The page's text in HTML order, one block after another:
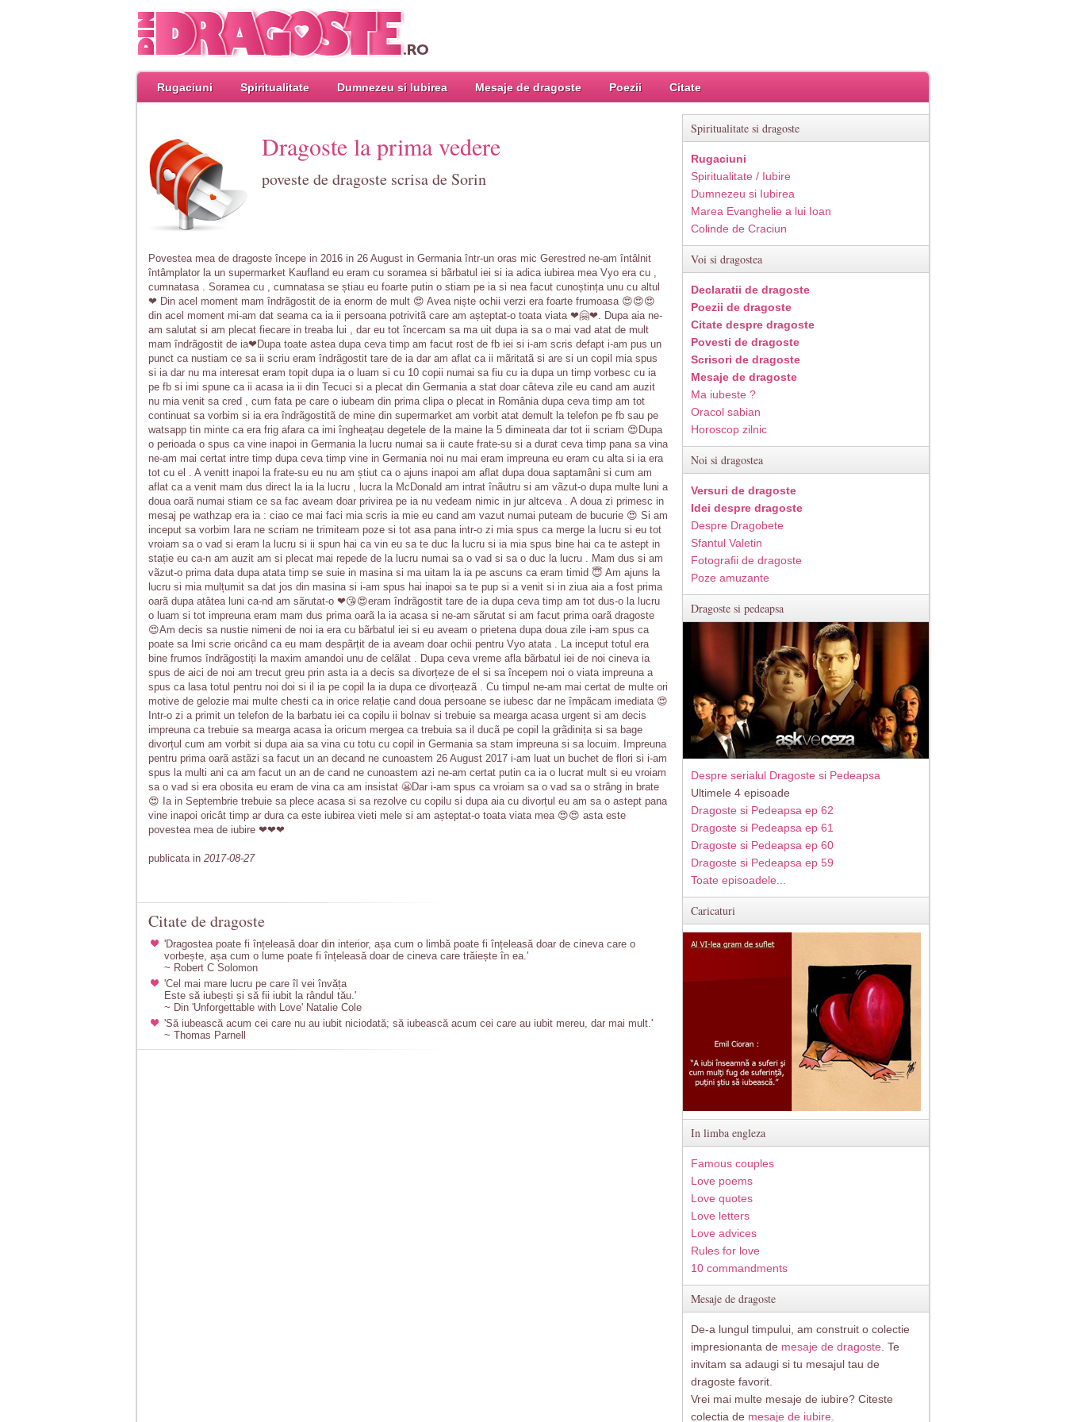
Rugaciuni Spiritualitate Dumnezeu si Iubirea Mesaje de dragoste Poezii Citate
Dragoste la prima vedere
poveste de dragoste scrisa de Sorin
Povestea mea de dragoste începe in 2016 in 26 August in Germania într-un oras mic Gerestred ne-am întâlnit
întâmplator la un supermarket Kaufland eu eram cu soramea si bãrbatul iei si ia adica iubirea mea Vyo era cu ,
cumnatasa . Soramea cu , cumnatasa se știau eu foarte putin o stiam pe ia si nea facut cunoștința unu cu altul
❤ Din acel moment mam îndrãgostit de ia enorm de mult 😍 Avea niște ochii verzi era foarte frumoasa 😍😍😍
din acel moment mi-am dat seama ca ia ii persoana potrivitã care am așteptat-o toata viata ❤🤗❤. Dupa aia ne-
am salutat si am plecat fiecare in treaba lui , dar eu tot încercam sa ma uit dupa ia sa o mai vad atat de mult
mam îndrãgostit de ia❤Dupa toate astea dupa ceva timp am facut rost de fb iei si i-am scris defapt i-am pus un
punct ca nustiam ce sa ii scriu eram îndrãgostit tare de ia dar am aflat ca ii mãritatã si are si un copil mia spus
si ia dar nu ma interesat eram topit dupa ia o luam si cu 10 copii numai sa fiu cu ia dupa un timp vorbesc cu ia
pe fb si imi spune ca ii acasa ia ii din Tecuci si a plecat din Germania a stat doar câteva zile eu cand am auzit
nu mia venit sa cred , cum fata pe care o iubeam din prima clipa o plecat in România dupa ceva timp am tot
continuat sa vorbim si ia era îndrãgostitã de mine din supermarket am vorbit atat demult la telefon pe fb sau pe
watsapp tin minte ca era frig afara ca imi îngheațau degetele de la maine la 5 dimineata dar tot ii scriam 😍Dupa
o perioada o spus ca vine inapoi in Germania la lucru numai sa ii caute frate-su si a durat ceva timp pana sa vina
ne-am mai certat intre timp dupa ceva timp vine in Germania noi nu mai eram impreuna eu eram cu alta si ia era
tot cu el . A venitt inapoi la frate-su eu nu am știut ca o ajuns inapoi am aflat dupa doua saptamâni si cum am
aflat ca a venit mam dus direct la ia la lucru , lucra la McDonald am intrat înãutru si am vãzut-o dupa multe luni a
doua oarã numai stiam ce sa fac aveam doar privirea pe ia nu vedeam nimic in jur altceva . A doua zi primesc in
mesaj pe wathzap era ia : ciao ce mai faci mia scris ia mie eu cand am vazut numai puteam de bucurie 😍 Si am
inceput sa vorbim Iara ne scriam ne trimiteam poze si tot asa pana intr-o zi mia spus ca merge la lucru si eu tot
vroiam sa o vad si eram la lucru si ii spun hai ca vin eu sa te duc la lucru si ia mia spus bine hai ca te astept in
stație eu ca-n am auzit am si plecat mai repede de la lucru numai sa o vad si sa o duc la lucru . Mam dus si am
vãzut-o prima data dupa atata timp se suie in masina si ma uitam la ia pe ascuns ca eram timid 😇 Am ajuns la
lucru si mia mulțumit sa dat jos din masina si i-am spus hai inapoi sa te pup si a venit si in ziua aia a fost prima
oarã dupa atâtea luni ca-nd am sãrutat-o ❤😘😍eram îndrãgostit tare de ia dupa ceva timp am tot dus-o la lucru
o luam si tot impreuna eram mam dus prima oarã la ia acasa si ne-am sãrutat si am facut prima oarã dragoste
😍Am decis sa nustie nimeni de noi ia era cu bãrbatul iei si eu aveam o prietena dupa doua zile i-am spus ca
poate sa Imi scrie oricând ca eu mam despãrțit de ia aveam doar ochii pentru Vyo atata . La inceput totul era
bine frumos îndrãgostiți la maxim amandoi unu de celãlat . Dupa ceva vreme afla bãrbatul iei de noi cineva ia
spus de aici de noi am trecut greu prin asta ia a decis sa divorțeze de el si sa începem noi o viata impreuna a
spus ca lasa totul pentru noi doi si il ia pe copil la ia dupa ce divorțeazã . Cu timpul ne-am mai certat de multe ori
motive de gelozie mai multe chesti ca in orice relație cand doua persoane se iubesc dar ne împãcam imediata 😍
Intr-o zi a primit un telefon de la barbatu iei ca copilu ii bolnav si trebuie sa mearga acasa urgent si am decis
impreuna ca trebuie sa mearga acasa ia oricum mergea ca trebuia sa il ducã pe copil la grãdinița si sa bage
divorțul cum am vorbit si dupa aia sa vina cu totu cu copil in Germania sa stam impreuna si sa locuim. Impreuna
pentru prima oarã astãzi sa facut un an decand ne cunoastem 26 August 2017 i-am luat un buchet de flori si i-am
spus la multi ani ca am facut un an de cand ne cunoastem azi ne-am certat putin ca ia o lucrat mult si eu vroiam
sa o vad si era obosita eu eram de vina ca am insistat 😬Dar i-am spus ca vroiam sa o vad sa o strâng in brate
😍 Ia in Septembrie trebuie sa plece acasa si sa rezolve cu copilu si dupa aia cu divorțul eu am sa o astept pana
vine inapoi oricât timp ar dura ca este iubirea vieti mele si am așteptat-o toata viata mea 😍😍 asta este
povestea mea de iubire ❤❤❤
publicata in 2017-08-27
Citate de dragoste
'Dragostea poate fi înțeleasă doar din interior, așa cum o limbă poate fi înțeleasă doar de cineva care o
vorbește, așa cum o lume poate fi înțeleasă doar de cineva care trăiește în ea.'
~ Robert C Solomon
'Cel mai mare lucru pe care îl vei învăța
Este să iubești și să fii iubit la rândul tău.'
~ Din 'Unforgettable with Love' Natalie Cole
'Să iubească acum cei care nu au iubit niciodată; să iubească acum cei care au iubit mereu, dar mai mult.'
~ Thomas Parnell
Spiritualitate si dragoste
Rugaciuni
Spiritualitate / Iubire
Dumnezeu si Iubirea
Marea Evanghelie a lui Ioan
Colinde de Craciun
Voi si dragostea
Declaratii de dragoste
Poezii de dragoste
Citate despre dragoste
Povesti de dragoste
Scrisori de dragoste
Mesaje de dragoste
Ma iubeste ?
Oracol sabian
Horoscop zilnic
Noi si dragostea
Versuri de dragoste
Idei despre dragoste
Despre Dragobete
Sfantul Valetin
Fotografii de dragoste
Poze amuzante
Dragoste si pedeapsa
Despre serialul Dragoste si Pedeapsa
Ultimele 4 episoade
Dragoste si Pedeapsa ep 62
Dragoste si Pedeapsa ep 61
Dragoste si Pedeapsa ep 60
Dragoste si Pedeapsa ep 59
Toate episoadele...
Caricaturi
In limba engleza
Famous couples
Love poems
Love quotes
Love letters
Love advices
Rules for love
10 commandments
Mesaje de dragoste
De-a lungul timpului, am construit o colectie
impresionanta de mesaje de dragoste . Te
invitam sa adaugi si tu mesajul tau de
dragoste favorit.
Vrei mai multe mesaje de iubire? Citeste
colectia de mesaje de iubire.